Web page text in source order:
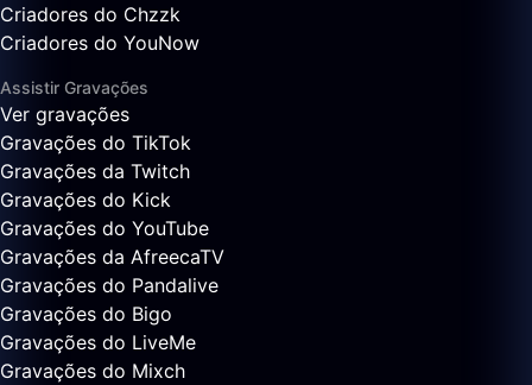
Criadores do Chzzk
Criadores do YouNow
Assistir Gravações
Ver gravações
Gravações do TikTok
Gravações da Twitch
Gravações do Kick
Gravações do YouTube
Gravações da AfreecaTV
Gravações do Pandalive
Gravações do Bigo
Gravações do LiveMe
Gravações do Mixch